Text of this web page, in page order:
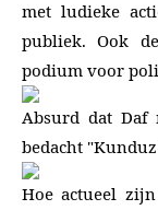
met ludieke
publiek. Ook
podium voor
Absurd dat Daf
bedacht
Hoe actueel